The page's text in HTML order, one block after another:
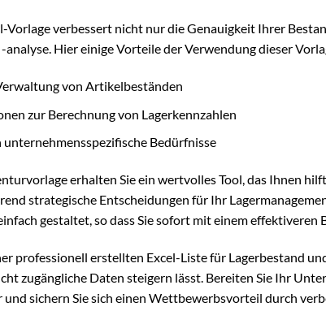
Vorlage verbessert nicht nur die Genauigkeit Ihrer
Hier einige Vorteile der Verwendung dieser
von Artikelbeständen
zur Berechnung von Lagerkennzahlen
unternehmensspezifische Bedürfnisse
erhalten Sie ein wertvolles Tool, das Ihnen
strategische Entscheidungen für Ihr
gestaltet, so dass Sie sofort mit einem
professionell erstellten Excel-Liste für Lagerbestand
zugängliche Daten steigern lässt. Bereiten Sie Ihr
sichern Sie sich einen Wettbewerbsvorteil durch